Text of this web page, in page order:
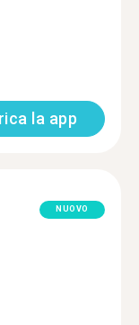
la app
NUOVO